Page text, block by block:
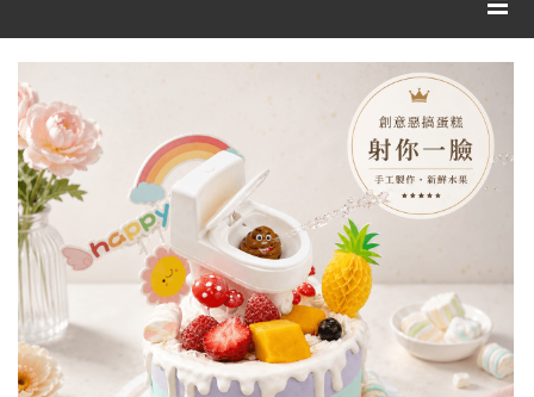
記住我
忘記密碼
網紅媽咪蛋糕心得分享
粉絲好康
加入甜點廚師接單平台